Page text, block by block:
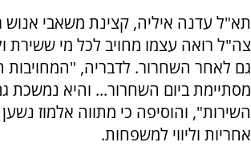
תא"ל עדנה איליה, קצינת משאבי
צה"ל רואה עצמו מחויב לכל מי ששירת
גם לאחר השחרור. לדבריה, "המחויבות
מסתיימת ביום השחרור... והיא נמשכת
השירות", והוסיפה כי מתווה אלמוז
אחריות וליווי למשפחות.